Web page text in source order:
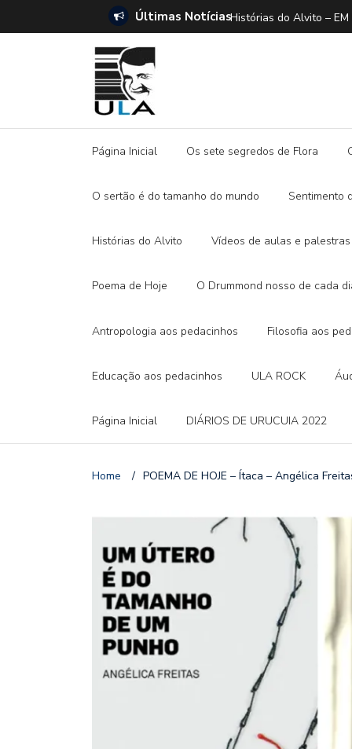
Últimas Notícias
E A DITADURA DIGITAL Histórias do Alvito – EM
Página Inicial Os sete segredos de Flora
O sertão é do tamanho do mundo Sentimento
Histórias do Alvito Vídeos de aulas e palestras
Poema de Hoje O Drummond nosso de cada
Antropologia aos pedacinhos Filosofia aos
Educação aos pedacinhos ULA ROCK
Página Inicial DIÁRIOS DE URUCUIA 2022
Home / POEMA DE HOJE – Ítaca – Angélica